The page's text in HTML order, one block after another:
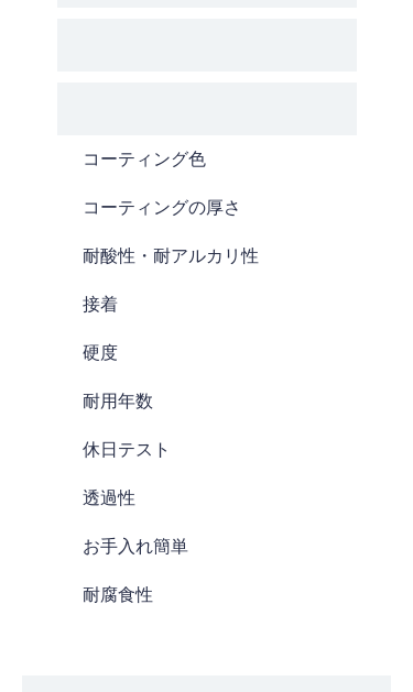
コーティング色
コーティングの厚さ
耐酸性・耐アルカリ性
接着
硬度
耐用年数
休日テスト
透過性
お手入れ簡単
耐腐食性